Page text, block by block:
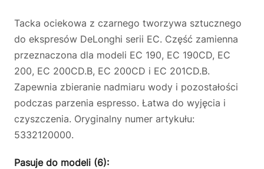
Tacka ociekowa z czarnego tworzywa sztucznego
do ekspresów DeLonghi serii EC. Część zamienna
przeznaczona dla modeli EC 190, EC 190CD, EC
200, EC 200CD.B, EC 200CD i EC 201CD.B.
Zapewnia zbieranie nadmiaru wody i pozostałości
podczas parzenia espresso. Łatwa do wyjęcia i
czyszczenia. Oryginalny numer artykułu:
5332120000.
Pasuje do modeli (6):